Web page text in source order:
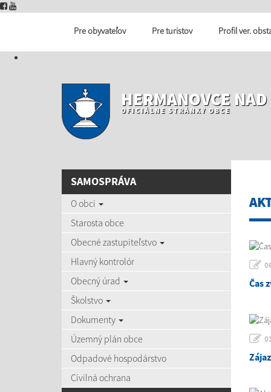
Pre obyvateľov Pre turistov Profil ver.
HERMANOVCE
OFICIÁLNE STRÁNKY OBCE
SAMOSPRÁVA
O obci
Starosta obce
Obecné zastupiteľstvo
Hlavný kontrolór
Obecný úrad
Školstvo
Dokumenty
Územný plán obce
Odpadové hospodárstvo
Civilná ochrana
Čas